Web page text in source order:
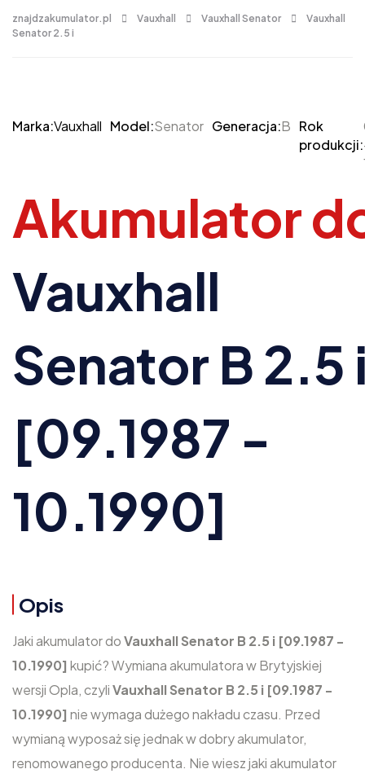
znajdzakumulator.pl Vauxhall Vauxhall Senator
Vauxhall
Senator 2.5 i
Marka:Vauxhall Model:Senator Generacja:B Rok
produkcji:
Akumulator
Vauxhall
Senator B 2.5
[09.1987 -
10.1990]
Opis
Jaki akumulator doVauxhall Senator B 2.5 i [09.1987 -
10.1990] kupić? Wymiana akumulatora w Brytyjskiej
wersji Opla, czyliVauxhall Senator B 2.5 i [09.1987 -
10.1990] nie wymaga dużego nakładu czasu. Przed
wymianą wyposaż się jednak w dobry akumulator,
renomowanego producenta. Nie wiesz jaki akumulator